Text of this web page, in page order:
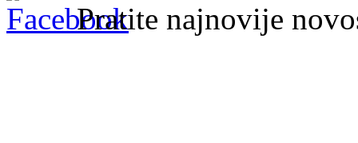
Pratite najnovije